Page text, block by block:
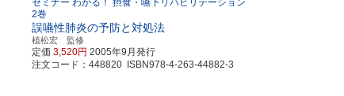
セミナー わかる！ 摂食・嚥下リハビリテーション
2巻
誤嚥性肺炎の予防と対処法
植松宏 監修
定価3,520円 2005年9月発行
注文コード：448820 ISBN978-4-263-44882-3